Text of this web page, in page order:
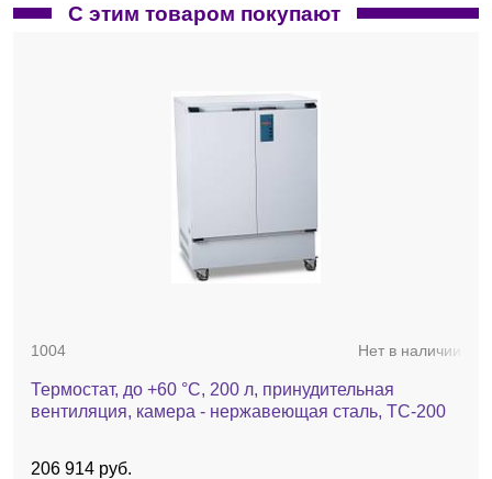
С этим товаром покупают
1004 Нет в наличии
Термостат, до +60 °С, 200 л, принудительная
вентиляция, камера - нержавеющая сталь, ТС-200
206 914 руб.